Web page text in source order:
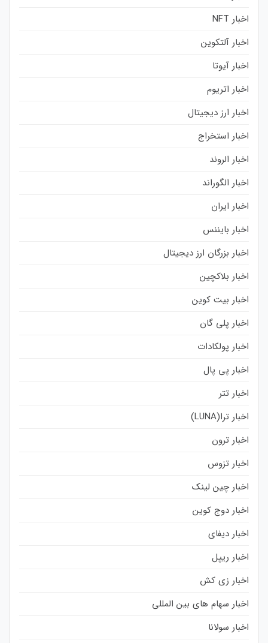
اخبار NFT
اخبار آلتکوین
اخبار آیوتا
اخبار اتریوم
اخبار ارز دیجیتال
اخبار استخراج
اخبار الروند
اخبار الگوراند
اخبار ایران
اخبار بایننس
اخبار بزرگان ارز دیجیتال
اخبار بلاکچین
اخبار بیت کوین
اخبار پلی گان
اخبار پولکادات
اخبار پی پال
اخبار تتر
اخبار ترا(LUNA)
اخبار ترون
اخبار تزوس
اخبار چین لینک
اخبار دوج کوین
اخبار دیفای
اخبار ریپل
اخبار زی کش
اخبار سهام های بین المللی
اخبار سولانا